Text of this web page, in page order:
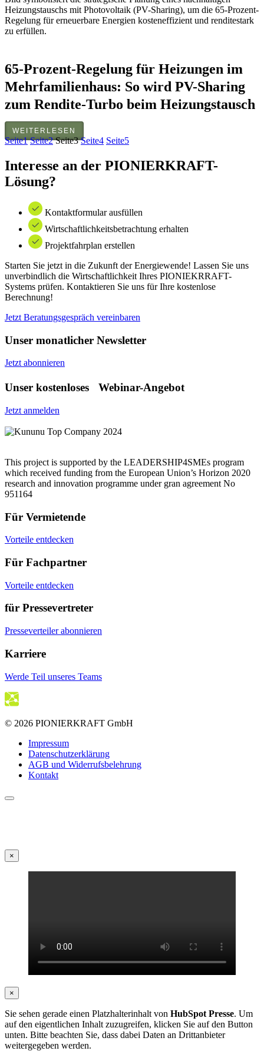
65-Prozent-Regelung für Heizungen im
Mehrfamilienhaus: So wird PV-Sharing
zum Rendite-Turbo beim Heizungstausch
WEITERLESEN
Seite1 Seite2 Seite3 Seite4 Seite5
Interesse an der PIONIERKRAFT-
Lösung?
Kontaktformular ausfüllen
Wirtschaftlichkeitsbetrachtung erhalten
Projektfahrplan erstellen
Starten Sie jetzt in die Zukunft der Energiewende! Lassen Sie uns
unverbindlich die Wirtschaftlichkeit Ihres PIONIEKRRAFT-
Systems prüfen. Kontaktieren Sie uns für Ihre kostenlose
Berechnung!
Jetzt Beratungsgespräch vereinbaren
Unser monatlicher Newsletter
Jetzt abonnieren
Unser kostenloses Webinar-Angebot
Jetzt anmelden
This project is supported by the LEADERSHIP4SMEs program
which received funding from the European Union’s Horizon 2020
research and innovation programme under gran agreement No
951164
Für Vermietende
Vorteile entdecken
Für Fachpartner
Vorteile entdecken
für Pressevertreter
Presseverteiler abonnieren
Karriere
Werde Teil unseres Teams
© 2026 PIONIERKRAFT GmbH
Impressum
Datenschutzerklärung
AGB und Widerrufsbelehrung
Kontakt
×
×
Sie sehen gerade einen Platzhalterinhalt von HubSpot Presse. Um
auf den eigentlichen Inhalt zuzugreifen, klicken Sie auf den Button
unten. Bitte beachten Sie, dass dabei Daten an Drittanbieter
weitergegeben werden.